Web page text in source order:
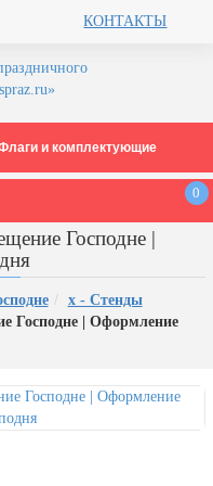
КОНТАКТЫ
и комплектующие
0
Господне |
х - Стенды
Господне | Оформление